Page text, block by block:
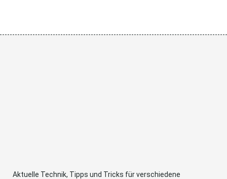
Aktuelle Technik, Tipps und Tricks für verschiedene